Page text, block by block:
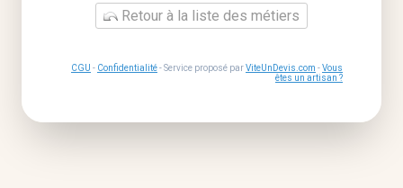
Retour à la liste des métiers
CGU - Confidentialité- Service proposé parViteUnDevis.com -Vous
êtes un artisan ?